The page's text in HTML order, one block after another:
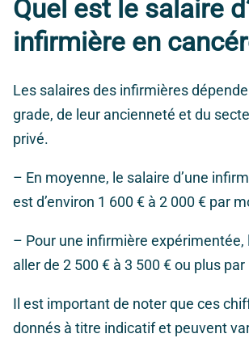
Quel est le salaire
infirmière en
Les salaires des infirmières
grade, de leur ancienneté et du
privé.
– En moyenne, le salaire d’une
est d’environ 1 600 € à 2 000 € par
– Pour une infirmière expérimentée,
aller de 2 500 € à 3 500 € ou plus
Il est important de noter que ces
donnés à titre indicatif et peuvent